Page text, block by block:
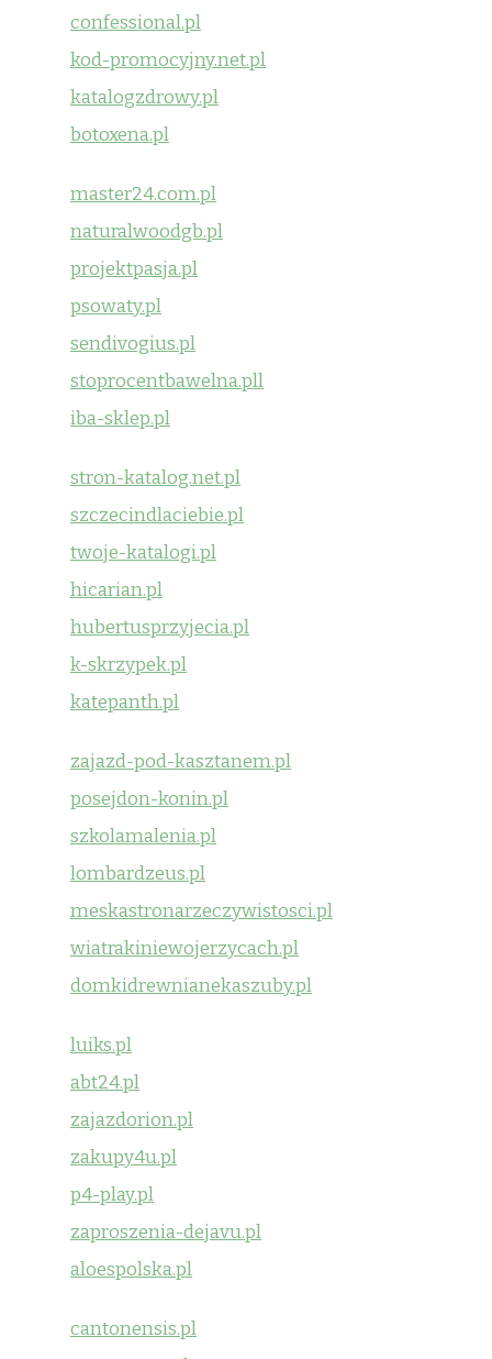
confessional.pl
kod-promocyjny.net.pl
katalogzdrowy.pl
botoxena.pl
master24.com.pl
naturalwoodgb.pl
projektpasja.pl
psowaty.pl
sendivogius.pl
stoprocentbawelna.pll
iba-sklep.pl
stron-katalog.net.pl
szczecindlaciebie.pl
twoje-katalogi.pl
hicarian.pl
hubertusprzyjecia.pl
k-skrzypek.pl
katepanth.pl
zajazd-pod-kasztanem.pl
posejdon-konin.pl
szkolamalenia.pl
lombardzeus.pl
meskastronarzeczywistosci.pl
wiatrakiniewojerzycach.pl
domkidrewnianekaszuby.pl
luiks.pl
abt24.pl
zajazdorion.pl
zakupy4u.pl
p4-play.pl
zaproszenia-dejavu.pl
aloespolska.pl
cantonensis.pl